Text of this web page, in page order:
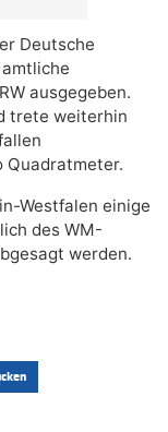
Deutsche
ausgegeben.
trete weiterhin
Quadratmeter.
Westfalen einige
des WM-
werden.